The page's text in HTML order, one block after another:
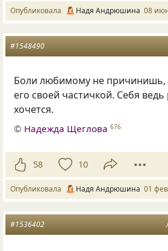
Опубликовала Надя Андрюшина 08
#1548490
Боли любимому не причинишь,
его своей частичкой. Себя
хочется.
© Надежда Щеглова 676
58 10
Опубликовала Надя Андрюшина 01
#1536402